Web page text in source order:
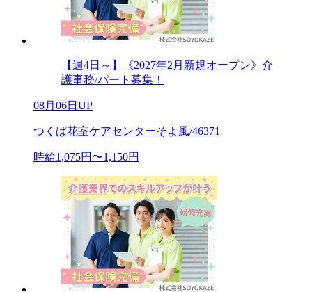
【週4日～】《2027年2月新規オープン》介
護事務/パート募集！
08月06日UP
つくば花室ケアセンターそよ風/46371
時給1,075円〜1,150円